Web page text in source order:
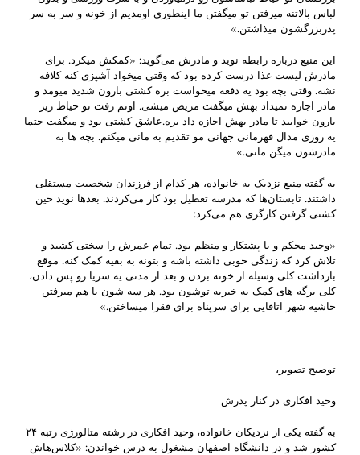
لباس بالاتنه میرفتن تو میگفتن ما اینطوری اومدیم از خونه و سر به سر
پدربزرگشون میذاشتن.»
این منبع درباره رابطه نوید و مادرش می‌گوید: «کمکش میکرد. برای
مادرش لیست غذا درست کرده بود که وقتی میخواد آشپزی کنه کلافه
نشه. وقتی بچه بود یه دفعه میخواست بره کشتی بارون شدید میومد و
مادر اجازه نمیداد بهش میگفت مریض میشی. اونم رفت تو حیاط زیر
بارون خوابید تا مادر بهش اجازه داد بره.عاشق کشتی بود و میگفت حتما
یه روزی مدال قهرمانی جهانی مو تقدیم به مانی میکنم. بچه ها به
مادرشون میگن مانی.»
به گفته منبع نزدیک به خانواده، هر کدام از فرزندان شخصیت مستقلی
داشتند. تابستان‌ها که مدرسه تعطیل بود کار می‌کردند. بعدها نوید حین
کشتی گرفتن کارگری هم می‌کرد:
«وحید محکم و با پشتکار و منظم بود. تمام عمرش را سختی کشید و
تلاش کرد که زندگی خوبی داشته باشه و بتونه به بقیه کمک کنه. موقع
بازداشت کلی وسیله از خونه بردن و بعد از مدتی یه سریا رو پس دادن،
کلی برگه های کمک به خیریه توشون بود. هر سه شون با هم میرفتن
حاشیه شهر اتاقایی برای سرپناه برای فقرا میساختن.»
توضیح تصویر،
وحید افکاری در کنار پدرش
به گفته یکی از نزدیکان خانواده، وحید افکاری در رشته متالورژی رتبه ۲۴
کشور شد و در دانشگاه اصفهان مشغول به درس خواندن: «کلاس‌هاش